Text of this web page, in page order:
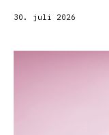
30. juli 2026